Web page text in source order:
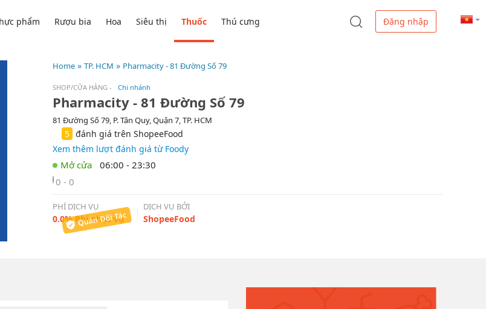
phẩm Rượu bia Hoa Siêu thị Thuốc Thú cưng Đăng nhập
Home TP. HCM Pharmacity - 81 Đường Số 79
SHOP/CỬA HÀNG - Chi nhánh
Pharmacity - 81 Đường Số 79
81 Đường Số 79, P. Tân Quy, Quận 7, TP. HCM
5 đánh giá trên ShopeeFood
Xem thêm lượt đánh giá từ Foody
06:00 - 23:30
0 - 0
PHÍ DỊCH VỤ
0.0% Phí phục vụ
DỊCH VỤ BỞI
ShopeeFood